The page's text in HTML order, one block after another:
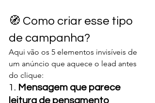
🧭 Como criar esse tipo
de campanha?
Aqui vão os 5 elementos invisíveis de
um anúncio que aquece o lead antes
do clique:
1. Mensagem que parece
leitura de pensamento